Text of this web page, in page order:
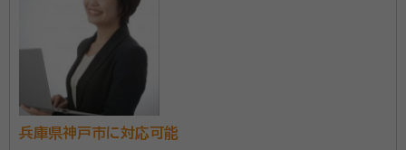
兵庫県神戸市に対応可能